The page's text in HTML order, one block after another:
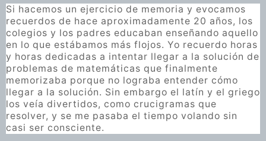
Si hacemos un ejercicio de memoria y evocamos
recuerdos de hace aproximadamente 20 años, los
colegios y los padres educaban enseñando aquello
en lo que estábamos más flojos. Yo recuerdo horas
y horas dedicadas a intentar llegar a la solución de
problemas de matemáticas que finalmente
memorizaba porque no lograba entender cómo
llegar a la solución. Sin embargo el latín y el griego
los veía divertidos, como crucigramas que
resolver, y se me pasaba el tiempo volando sin
casi ser consciente.